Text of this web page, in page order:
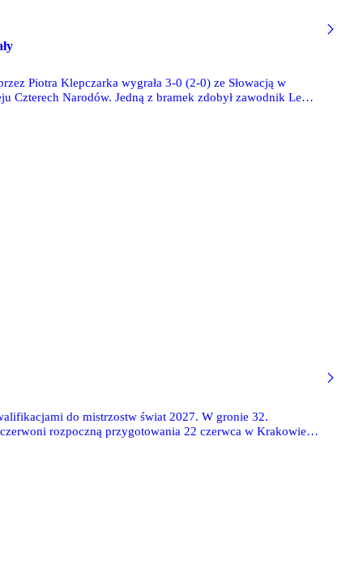
Piotra Klepczarka wygrała 3-0 (2-0) ze Słowacją w
Czterech Narodów. Jedną z bramek zdobył zawodnik Legii
do mistrzostw świat 2027. W gronie 32.
rozpoczną przygotowania 22 czerwca w Krakowie.